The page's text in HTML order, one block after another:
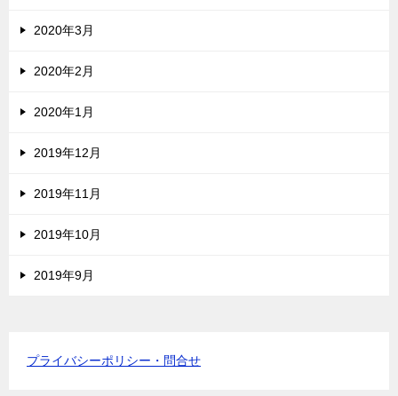
2020年3月
2020年2月
2020年1月
2019年12月
2019年11月
2019年10月
2019年9月
プライバシーポリシー・問合せ